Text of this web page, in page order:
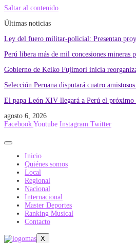
Saltar al contenido
Últimas noticias
Ley del fuero militar-policial: Presentan
Perú libera más de mil concesiones mineras
Gobierno de Keiko Fujimori inicia
Selección Peruana disputará cuatro
El papa León XIV llegará a Perú el próximo
agosto 6, 2026
Facebook Youtube Instagram Twitter
Inicio
Quiénes somos
Local
Regional
Nacional
Internacional
Master Deportes
Ranking Musical
Contacto
X